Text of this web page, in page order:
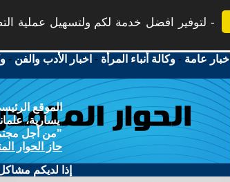
لتوفير افضل خدمة لكم ولتسهيل عملية
أخبار عامة -وكالة أنباء المرأة - اخبار الأدب والفن -
الموقع
يسارية،
"من أجل
حاز الحوار
إذا لديكم